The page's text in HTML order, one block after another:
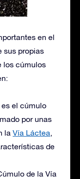
en el
sus propias
los cúmulos
es el cúmulo
por unas
la Vía Láctea,
de
de la Vía